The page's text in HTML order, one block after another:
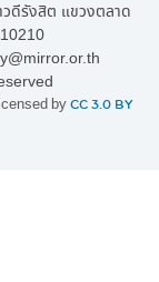
ดีรังสิต แขวงตลาด
byCC 3.0 BY